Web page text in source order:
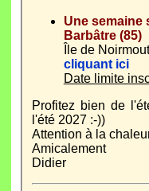
Une semaine
Barbâtre (85)
Île de
cliquant ici
Date limite
Profitez bien de
l'été 2027 :-))
Attention à la
Amicalement
Didier